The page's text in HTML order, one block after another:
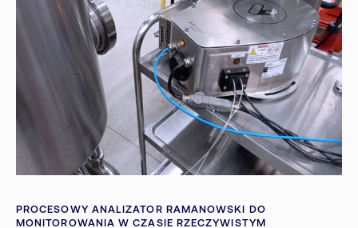
PROCESOWY ANALIZATOR RAMANOWSKI DO
MONITOROWANIA W CZASIE RZECZYWISTYM